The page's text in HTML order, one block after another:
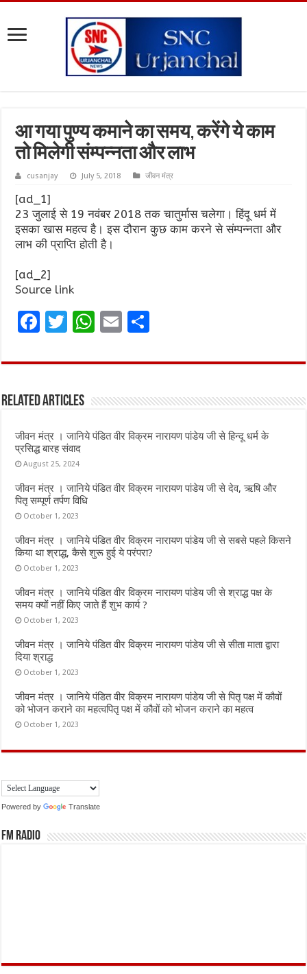
आ गया पुण्य कमाने का समय, करेंगे ये काम
तो मिलेगी संम्पन्नता और लाभ
cusanjay July 5, 2018 जीवन मंत्र
[ad_1]
23 जुलाई से 19 नवंबर 2018 तक चातुर्मास चलेगा। हिंदू धर्म में
इसका खास महत्व है। इस दौरान कुछ काम करने से संम्पन्नता और
लाभ की प्राप्ति होती है।
[ad_2]
Source link
F
ce
o
o
k
T
it
r
W
at
A
p
E
ai ar
Related Articles
जीवन मंत्र । जानिये पंडित वीर विक्रम नारायण पांडेय जी से हिन्दू धर्म के
प्रसिद्ध बारह संवाद
August 25, 2024
जीवन मंत्र । जानिये पंडित वीर विक्रम नारायण पांडेय जी से देव, ऋषि और
पितृ सम्पूर्ण तर्पण विधि
October 1, 2023
जीवन मंत्र । जानिये पंडित वीर विक्रम नारायण पांडेय जी से सबसे पहले किसने
किया था श्राद्ध, कैसे शुरू हुई ये परंपरा?
October 1, 2023
जीवन मंत्र । जानिये पंडित वीर विक्रम नारायण पांडेय जी से श्राद्ध पक्ष के
समय क्यों नहीं किए जाते हैं शुभ कार्य ?
October 1, 2023
जीवन मंत्र । जानिये पंडित वीर विक्रम नारायण पांडेय जी से सीता माता द्वारा
दिया श्राद्ध
October 1, 2023
जीवन मंत्र । जानिये पंडित वीर विक्रम नारायण पांडेय जी से पितृ पक्ष में कौवों
को भोजन कराने का महत्वपितृ पक्ष में कौवों को भोजन कराने का महत्व
October 1, 2023
Powered by Translate
FM Radio